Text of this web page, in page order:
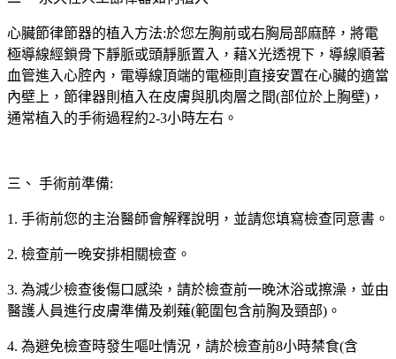
心臟節律節器的植入方法:於您左胸前或右胸局部麻醉，將電
極導線經鎖骨下靜脈或頭靜脈置入，藉X光透視下，導線順著
血管進入心腔內，電導線頂端的電極則直接安置在心臟的適當
內壁上，節律器則植入在皮膚與肌肉層之間(部位於上胸壁)，
通常植入的手術過程約2-3小時左右。
三、 手術前準備:
1. 手術前您的主治醫師會解釋說明，並請您填寫檢查同意書。
2. 檢查前一晚安排相關檢查。
3. 為減少檢查後傷口感染，請於檢查前一晚沐浴或擦澡，並由
醫護人員進行皮膚準備及剃薙(範圍包含前胸及頸部)。
4. 為避免檢查時發生嘔吐情況，請於檢查前8小時禁食(含